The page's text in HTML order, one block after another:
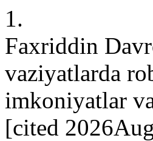
1.
Faxriddin
vaziyatlarda
imkoniyatlar
[cited